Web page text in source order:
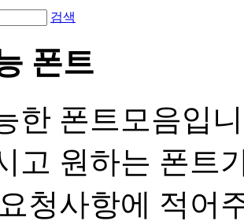
검색
폰트
한 폰트모음입
고 원하는 폰트
청사항에 적어